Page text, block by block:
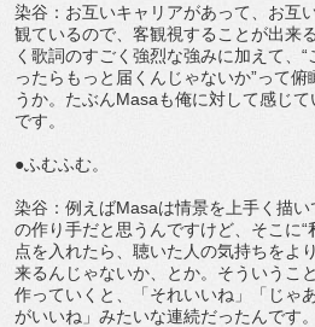
染谷：お互いキャリアがあって、お互
観ているので、客観視することが出来
く歌詞のすごく強烈な強みに加えて、
ったらもっと届くんじゃないか”って
うか。たぶんMasaも俺に対して感じ
です。
●ふむふむ。
染谷：例えばMasaは情景を上手く描
の作り手だと思うんですけど、そこに“
点を入れたら、聴いた人の気持ちをよ
来るんじゃないか、とか。そういうこ
作っていくと、「それいいね」「じゃ
がいいね」みたいな連続だったんです。